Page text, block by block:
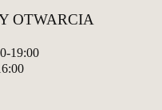
OTWARCIA
19:00